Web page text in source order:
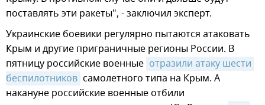
поставлять эти ракеты", - заключил эксперт.
Украинские боевики регулярно пытаются атаковать
Крым и другие приграничные регионы России. В
пятницу российские военные отразили атаку шести
беспилотников самолетного типа на Крым. А
накануне российские военные отбили